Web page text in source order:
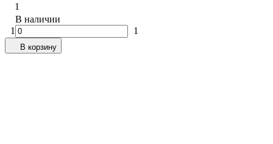
1
В наличии
1
1
В корзину